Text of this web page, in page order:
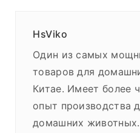
HsViko
Один из самых
товаров для
Китае. Имеет более
опыт производства
домашних